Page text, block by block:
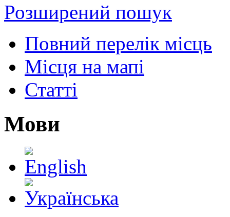
Розширений пошук
Повний перелік місць
Місця на мапі
Статті
Мови